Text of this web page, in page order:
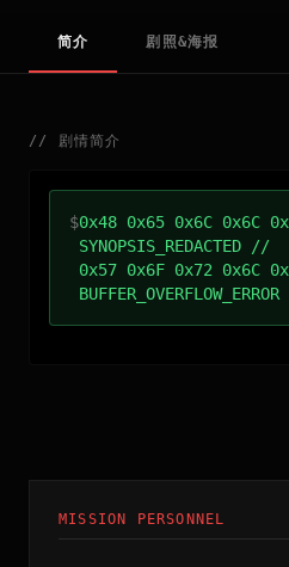
简介 剧照&海报
// 剧情简介
$0x48 0x65 0x6C 0x6C
SYNOPSIS_REDACTED //
0x57 0x6F 0x72 0x6C
BUFFER_OVERFLOW_ERROR
MISSION PERSONNEL